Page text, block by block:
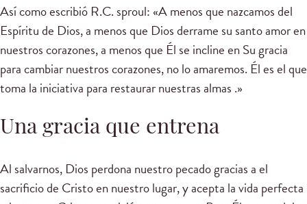
Así como escribió R.C. sproul: «A menos que nazcamos del
Espíritu de Dios, a menos que Dios derrame su santo amor en
nuestros corazones, a menos que Él se incline en Su gracia
para cambiar nuestros corazones, no lo amaremos. Él es el que
toma la iniciativa para restaurar nuestras almas .»
Una gracia que entrena
Al salvarnos, Dios perdona nuestro pecado gracias a el
sacrificio de Cristo en nuestro lugar, y acepta la vida perfecta